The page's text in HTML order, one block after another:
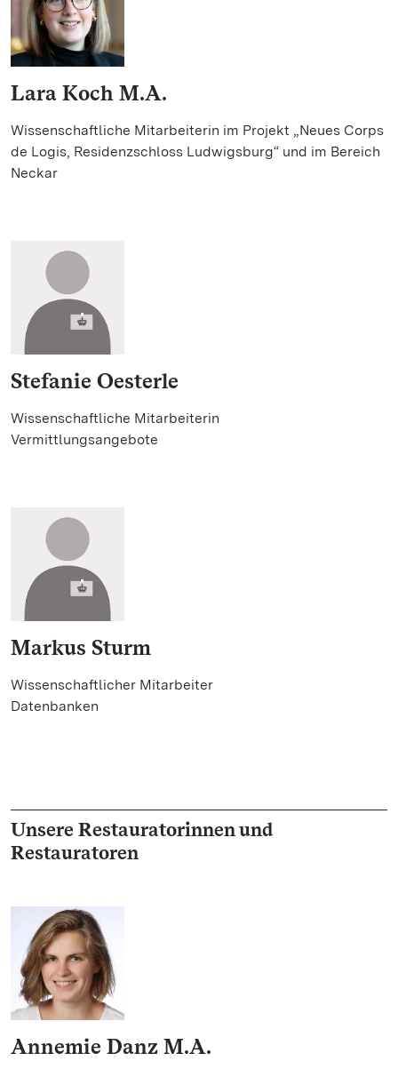
Lara Koch M.A.
Wissenschaftliche Mitarbeiterin im Projekt „Neues Corps
de Logis, Residenzschloss Ludwigsburg“ und im Bereich
Neckar
Stefanie Oesterle
Wissenschaftliche Mitarbeiterin
Vermittlungsangebote
Markus Sturm
Wissenschaftlicher Mitarbeiter
Datenbanken
Unsere Restauratorinnen und
Restauratoren
Annemie Danz M.A.